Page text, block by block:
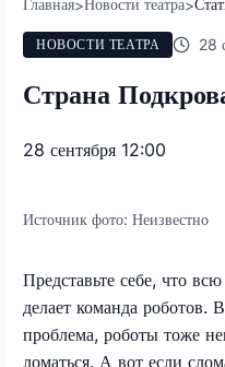
Главная>Новости театра>
НОВОСТИ ТЕАТРА 28
Страна
28 сентября 12:00
Источник фото: Неизвестно
Представьте себе, что
делает команда роботов.
проблема, роботы тоже
ломаться. А вот если